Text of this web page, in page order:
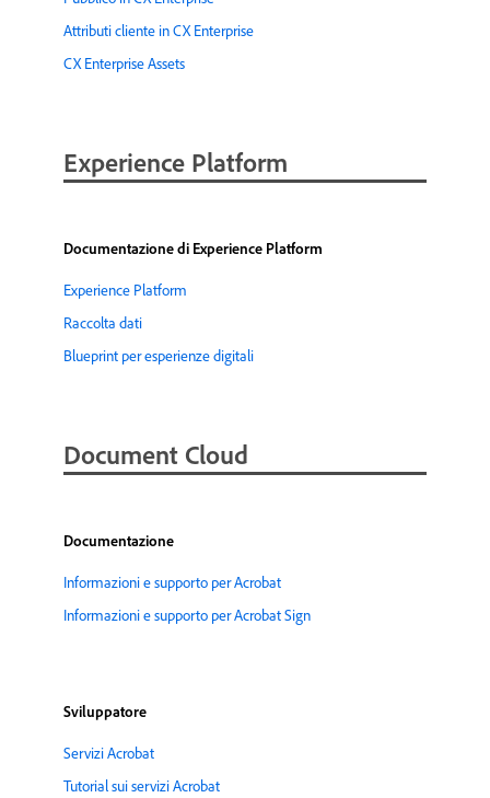
Attributi cliente in CX Enterprise
CX Enterprise Assets
Experience Platform
Documentazione di Experience Platform
Experience Platform
Raccolta dati
Blueprint per esperienze digitali
Document Cloud
Documentazione
Informazioni e supporto per Acrobat
Informazioni e supporto per Acrobat Sign
Sviluppatore
Servizi Acrobat
Tutorial sui servizi Acrobat